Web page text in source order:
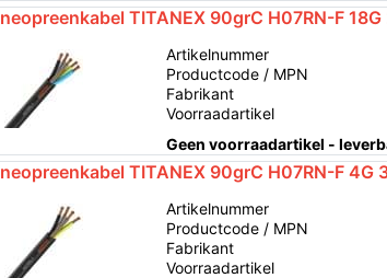
neopreenkabel TITANEX 90grC H07RN-F
Artikelnummer
Productcode / MPN
Fabrikant
Voorraadartikel
Geen voorraadartikel -
neopreenkabel TITANEX 90grC H07RN-F 4G
Artikelnummer
Productcode / MPN
Fabrikant
Voorraadartikel